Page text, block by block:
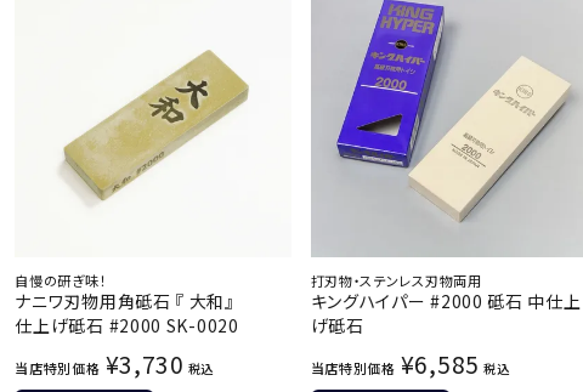
自慢の研ぎ味！
ナニワ刃物用角砥石 『 大和』
仕上げ砥石 #2000 SK-0020
当店特別価格 ¥3,730 税込
打刃物・ステンレス刃物両用
キングハイパー #2000 砥石 中仕上
げ砥石
当店特別価格 ¥6,585 税込